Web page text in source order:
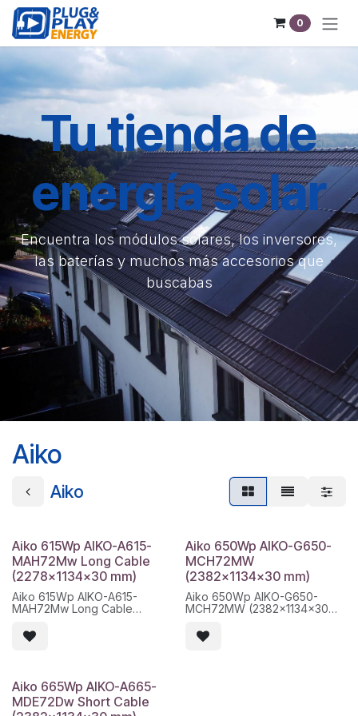
Sari la conținut
0
Tu tienda de
energía solar
Encuentra los módulos solares, los inversores,
las baterías y muchos más accesorios que
buscabas
Aiko
Aiko
Aiko 615Wp AIKO-A615-
MAH72Mw Long Cable
(2278x1134x30 mm)
Aiko 615Wp AIKO-A615-
MAH72Mw Long Cable
Model producător: AIKO-
A615-MAH72Mw
Dimensiuni modul: 2278 x 1134
x 30 mm
Greutate netă modul: 27 kg
Aiko 650Wp AIKO-G650-
MCH72MW
(2382x1134x30 mm)
Aiko 650Wp AIKO-G650-
MCH72MW (2382x1134x30
Modelo fabricante: AIKO-
G650-MCH72MW
Aiko 665Wp AIKO-A665-
MDE72Dw Short Cable